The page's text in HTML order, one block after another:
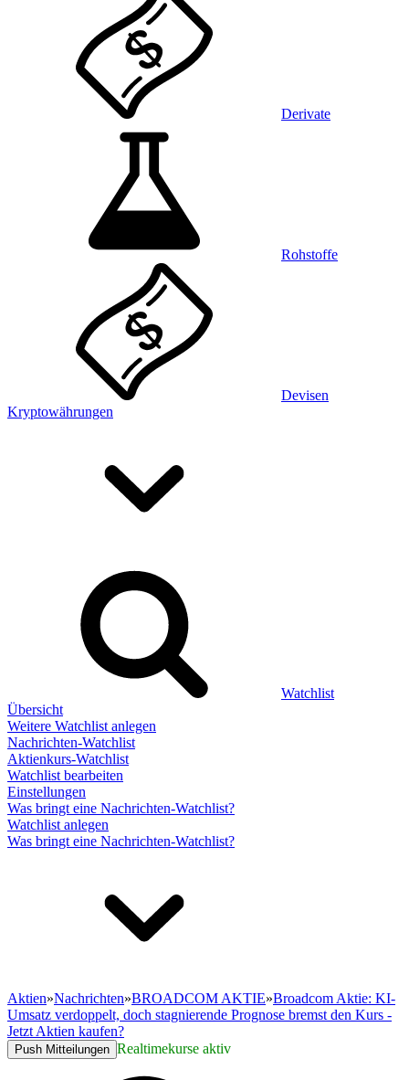
Derivate
Rohstoffe
Devisen
Kryptowährungen
Watchlist
Übersicht
Weitere Watchlist anlegen
Nachrichten-Watchlist
Aktienkurs-Watchlist
Watchlist bearbeiten
Einstellungen
Was bringt eine Nachrichten-Watchlist?
Watchlist anlegen
Was bringt eine Nachrichten-Watchlist?
Aktien»Nachrichten»BROADCOM AKTIE»Broadcom Aktie: KI-
Umsatz verdoppelt, doch stagnierende Prognose bremst den Kurs -
Jetzt Aktien kaufen?
Push Mitteilungen Realtimekurse aktiv